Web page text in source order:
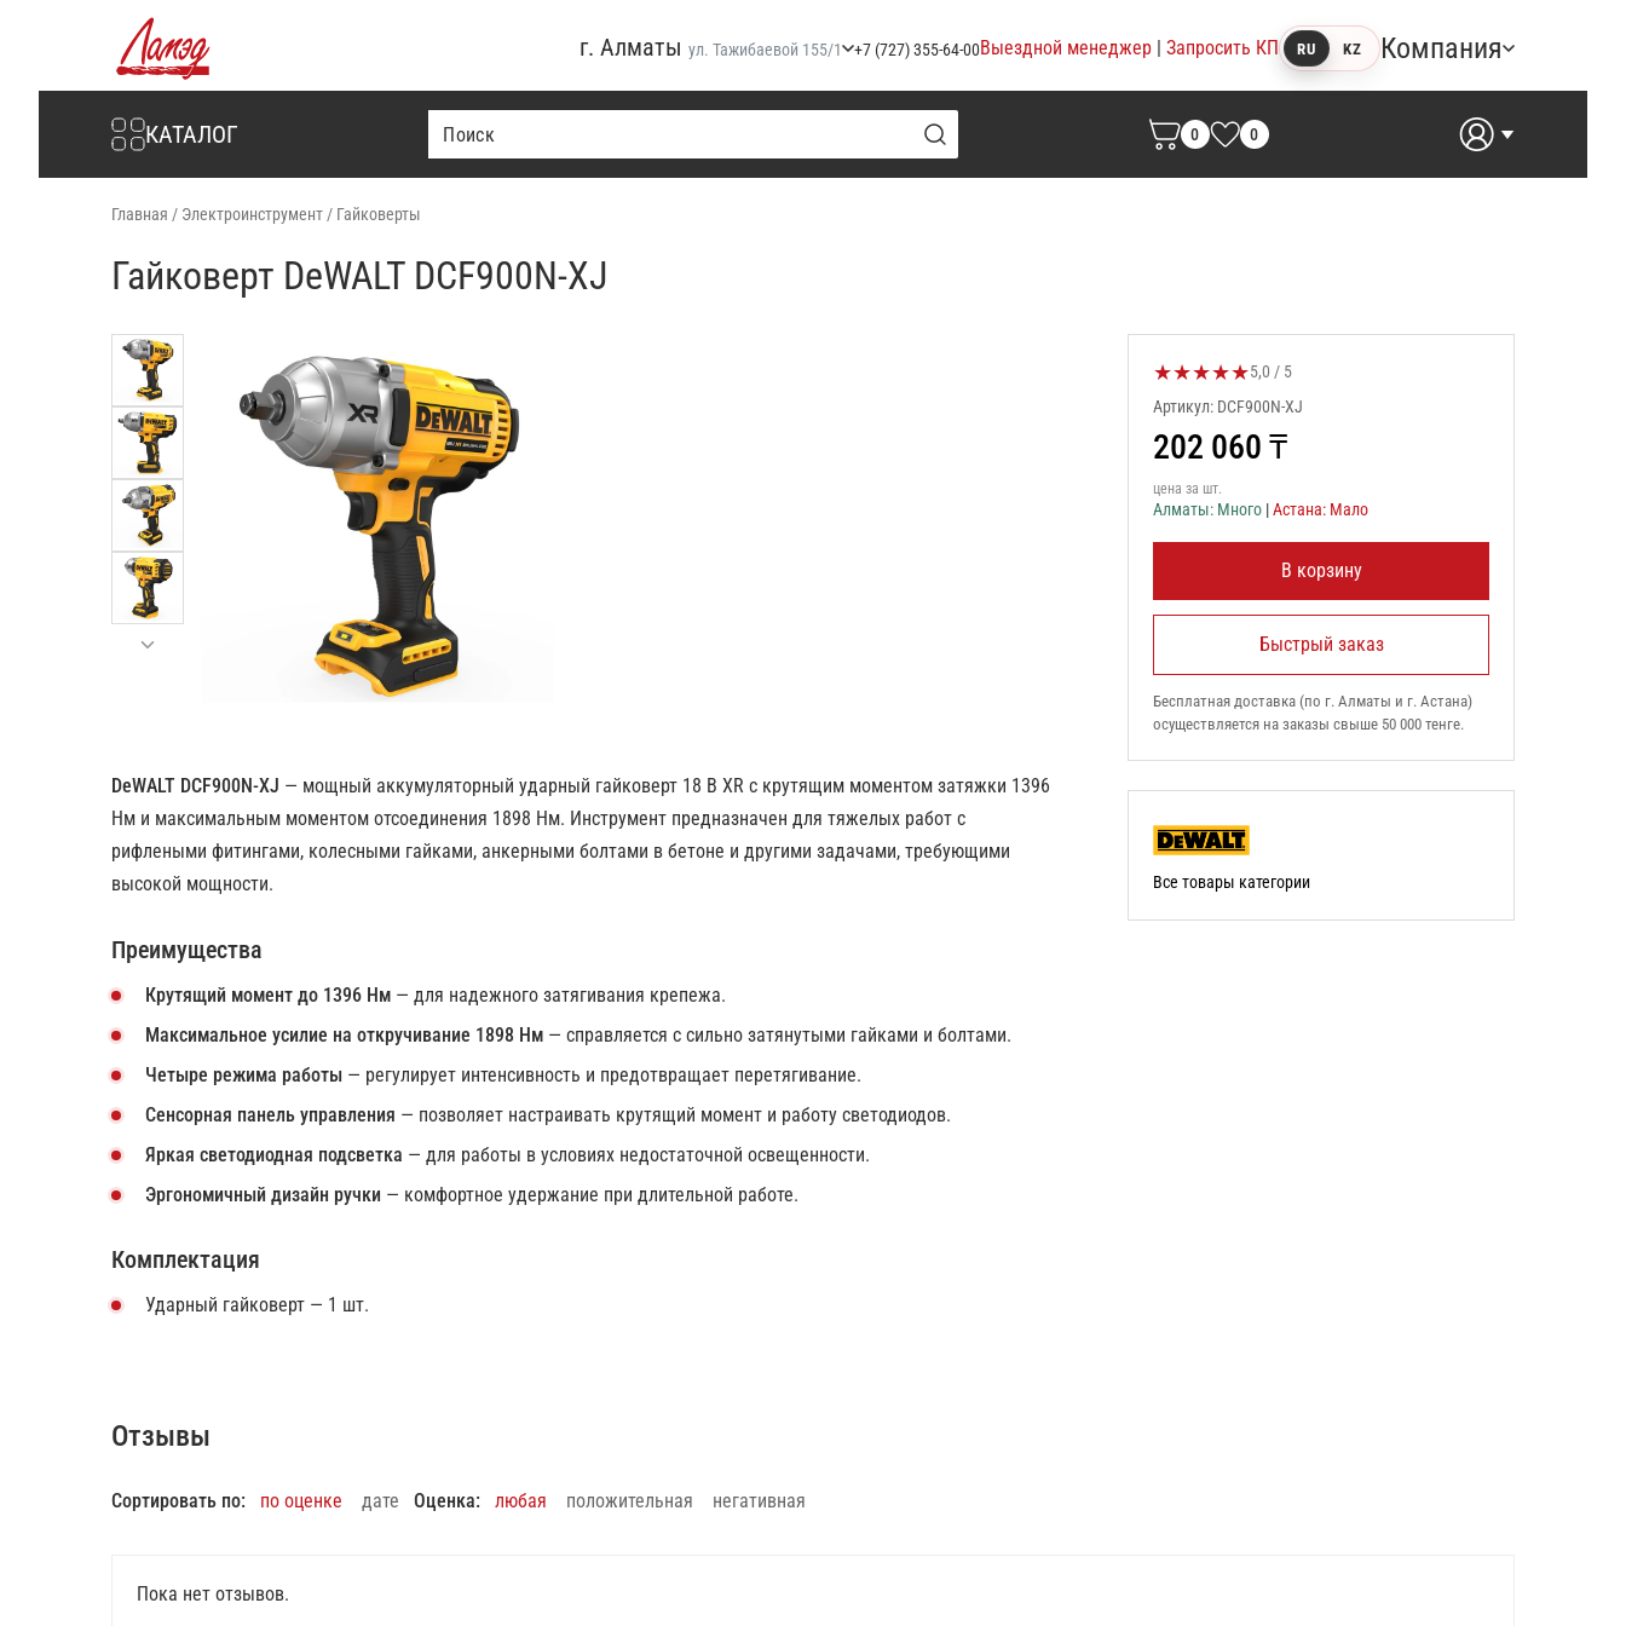
Интернет-магазин Ламэд
г. Алматы ул. Тажибаевой 155/1 +7 (727) 355-64-00Выездной менеджер | Запросить КП RU KZ Компания
КАТАЛОГ 0 0
Главная / Электроинструмент / Гайковерты
Гайковерт DeWALT DCF900N-XJ
DeWALT DCF900N-XJ — мощный аккумуляторный ударный гайковерт 18 В XR с крутящим моментом затяжки 1396
Нм и максимальным моментом отсоединения 1898 Нм. Инструмент предназначен для тяжелых работ с
рифлеными фитингами, колесными гайками, анкерными болтами в бетоне и другими задачами, требующими
высокой мощности.
Преимущества
Крутящий момент до 1396 Нм — для надежного затягивания крепежа.
Максимальное усилие на откручивание 1898 Нм — справляется с сильно затянутыми гайками и болтами.
Четыре режима работы — регулирует интенсивность и предотвращает перетягивание.
Сенсорная панель управления — позволяет настраивать крутящий момент и работу светодиодов.
Яркая светодиодная подсветка — для работы в условиях недостаточной освещенности.
Эргономичный дизайн ручки — комфортное удержание при длительной работе.
Комплектация
Ударный гайковерт — 1 шт.
★★★★★Оценка товара:
5,0 / 5
Артикул: DCF900N-XJ
202 060 ₸
цена за шт.
Алматы: Много |Астана: Мало
В корзину
Быстрый заказ
Бесплатная доставка (по г. Алматы и г. Астана)
осуществляется на заказы свыше 50 000 тенге.
Все товары категории
Отзывы
Сортировать по: по оценке дате Оценка: любая положительная негативная
Пока нет отзывов.